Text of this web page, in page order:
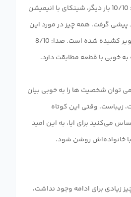
کاری انجام دهید. هنر: 10/10 بار دیگر، شینکای با انیمیشن
پیشی گرفت. همه چیز در مورد این
قطعه به زیبایی به تصویر کشیده شده است. صدا: 8/10
خوبی با قطعه مطابقت دارد.
توان شخصیت ها را به خوبی بیان
زیباست. وقتی این کوتاه
می‌کنید برای ایا، به این امید
چیز زیادی برای ادامه وجود نداشت،